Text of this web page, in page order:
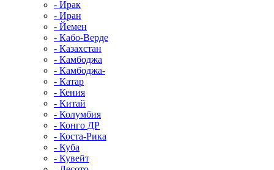
- Ирак
- Иран
- Йемен
- Кабо-Верде
- Казахстан
- Камбоджа
- Камбоджа-
- Катар
- Кения
- Китай
- Колумбия
- Конго ДР
- Коста-Рика
- Куба
- Кувейт